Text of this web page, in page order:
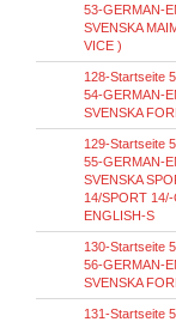
53-GERMAN-
SVENSKA
VICE )
128-Startseite
54-GERMAN-
SVENSKA
129-Startseite
55-GERMAN-
SVENSKA
14/SPORT
ENGLISH-S
130-Startseite
56-GERMAN-
SVENSKA
131-Startseite